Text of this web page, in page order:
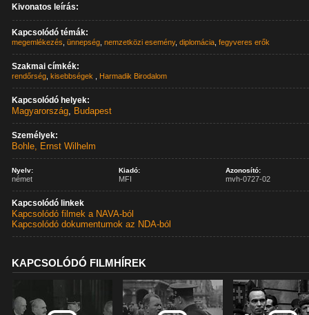
Kivonatos leírás:
Kapcsolódó témák:
megemlékezés ,ünnepség ,nemzetközi esemény,diplomácia ,fegyveres erők
Szakmai címkék:
rendőrség ,kisebbségek Harmadik Birodalom
Kapcsolódó helyek:
Magyarország, Budapest
Személyek:
Bohle, Ernst Wilhelm
Nyelv:
német
Kiadó:
MFI
Azonosító:
mvh-0727-02
Kapcsolódó linkek
Kapcsolódó filmek a NAVA-ból
Kapcsolódó dokumentumok az NDA-ból
KAPCSOLÓDÓ FILMHÍREK